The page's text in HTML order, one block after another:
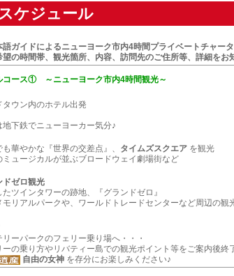
ケジュール
語ガイドによるニューヨーク市内4時間プライベートチャー
望の時間帯、観光箇所、内容、訪問先のご住所等、詳細をお
コース① ～ニューヨーク市内4時間観光～
タウン内のホテル出発
地下鉄でニューヨーカー気分♪
も華やかな『世界の交差点』、 タイムズスクエアを観光
ミュージカルが並ぶブロードウェイ劇場街など
ドゼロ観光
たツインタワーの跡地、『グランドゼロ』
モリアルパークや、ワールドトレードセンターなど周辺の観
リーパークのフェリー乗り場へ・・・
ーの乗り方やリバティー島での観光ポイント等をご案内後終
自由の女神を存分にお楽しみください♪